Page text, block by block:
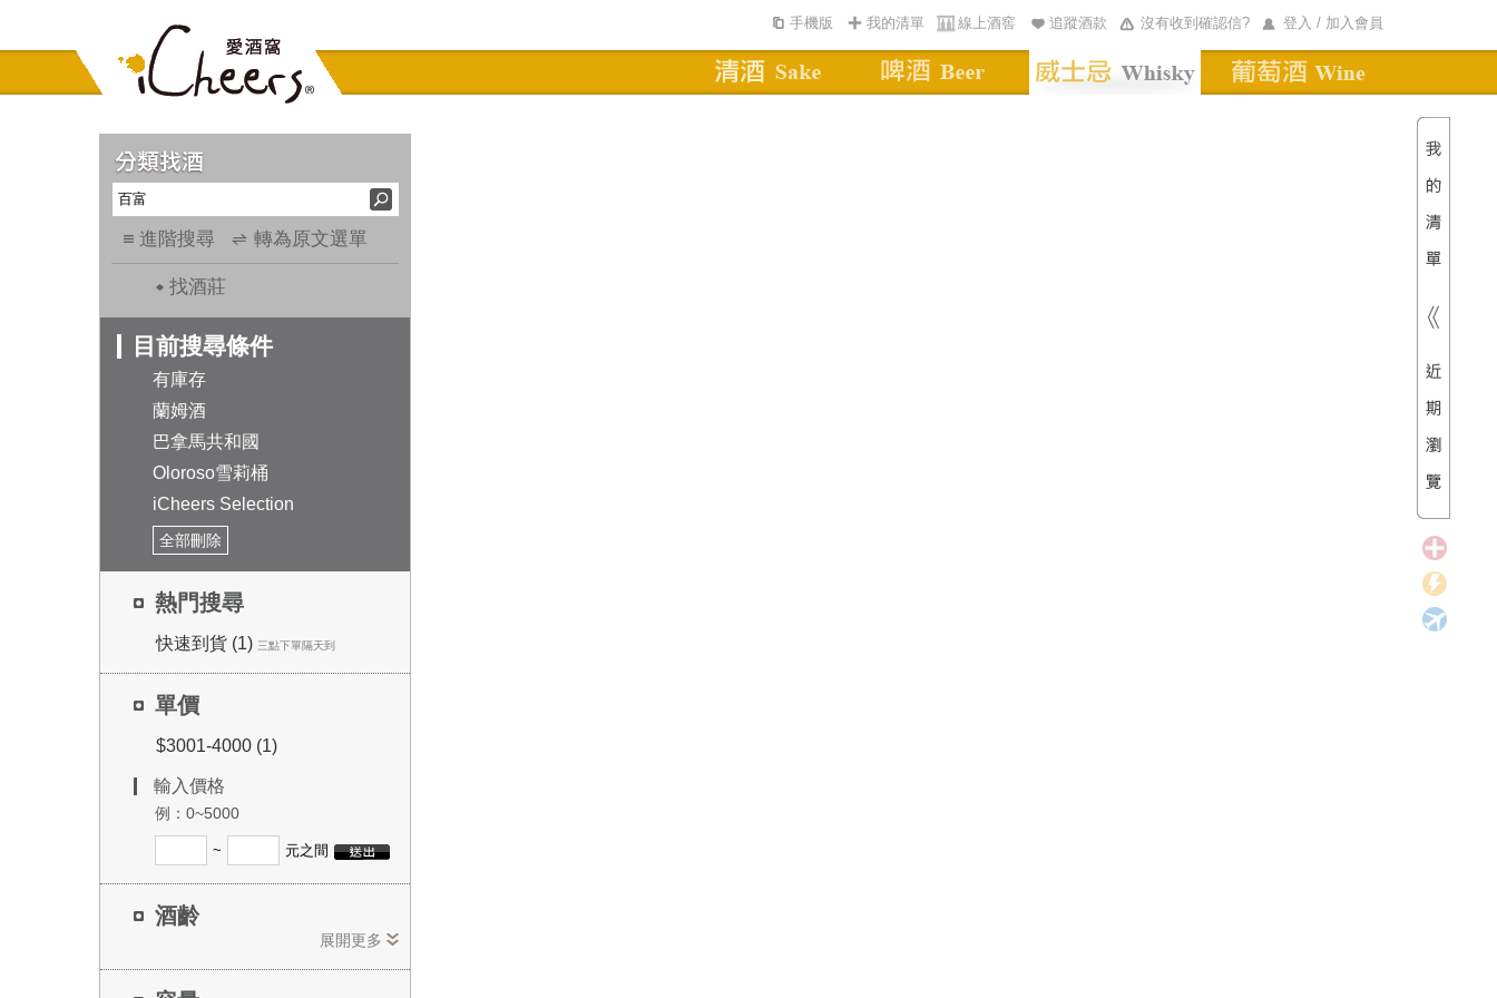
登入 / 加入會員
沒有收到確認信?
追蹤酒款
線上酒窖
我的清單
手機版
進階搜尋 轉為原文選單
找酒莊
目前搜尋條件
有庫存
蘭姆酒
巴拿馬共和國
Oloroso雪莉桶
iCheers Selection
全部刪除
熱門搜尋
快速到貨 (1) 三點下單隔天到
單價
$3001-4000 (1)
輸入價格
例：0~5000
~ 元之間
酒齡
展開更多